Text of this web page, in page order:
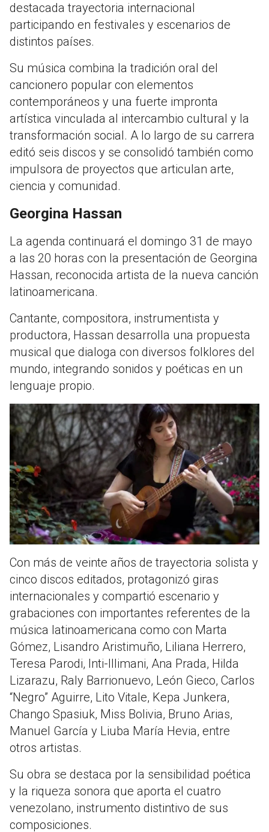
destacada trayectoria internacional
participando en festivales y escenarios de
distintos países.
Su música combina la tradición oral del
cancionero popular con elementos
contemporáneos y una fuerte impronta
artística vinculada al intercambio cultural y la
transformación social. A lo largo de su carrera
editó seis discos y se consolidó también como
impulsora de proyectos que articulan arte,
ciencia y comunidad.
Georgina Hassan
La agenda continuará el domingo 31 de mayo
a las 20 horas con la presentación de Georgina
Hassan, reconocida artista de la nueva canción
latinoamericana.
Cantante, compositora, instrumentista y
productora, Hassan desarrolla una propuesta
musical que dialoga con diversos folklores del
mundo, integrando sonidos y poéticas en un
lenguaje propio.
Con más de veinte años de trayectoria solista y
cinco discos editados, protagonizó giras
internacionales y compartió escenario y
grabaciones con importantes referentes de la
música latinoamericana como con Marta
Gómez, Lisandro Aristimuño, Liliana Herrero,
Teresa Parodi, Inti-Illimani, Ana Prada, Hilda
Lizarazu, Raly Barrionuevo, León Gieco, Carlos
“Negro” Aguirre, Lito Vitale, Kepa Junkera,
Chango Spasiuk, Miss Bolivia, Bruno Arias,
Manuel García y Liuba María Hevia, entre
otros artistas.
Su obra se destaca por la sensibilidad poética
y la riqueza sonora que aporta el cuatro
venezolano, instrumento distintivo de sus
composiciones.